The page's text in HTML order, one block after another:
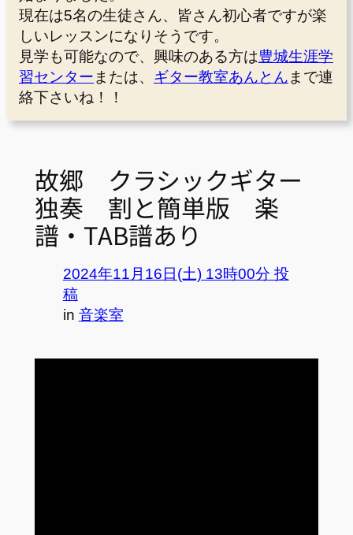
現在は5名の生徒さん、皆さん初心者ですが楽
しいレッスンになりそうです。
見学も可能なので、興味のある方は豊城生涯学
習センター または、 ギター教室あんとん まで連
絡下さいね！！
故郷 クラシックギター
独奏 割と簡単版 楽
譜・TAB譜あり
2024年11月16日(土) 13時00分 投
稿
in 音楽室